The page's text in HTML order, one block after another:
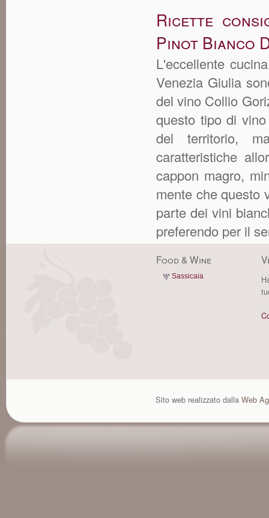
Ricette
Pinot Bianco
L'eccellente
Venezia Giulia
del vino Collio
questo tipo di
del territorio,
caratteristiche
cappon magro,
mente che questo
parte dei vini
preferendo per il
Food & Wine
Sassicaia
Sito web realizzato dalla Web